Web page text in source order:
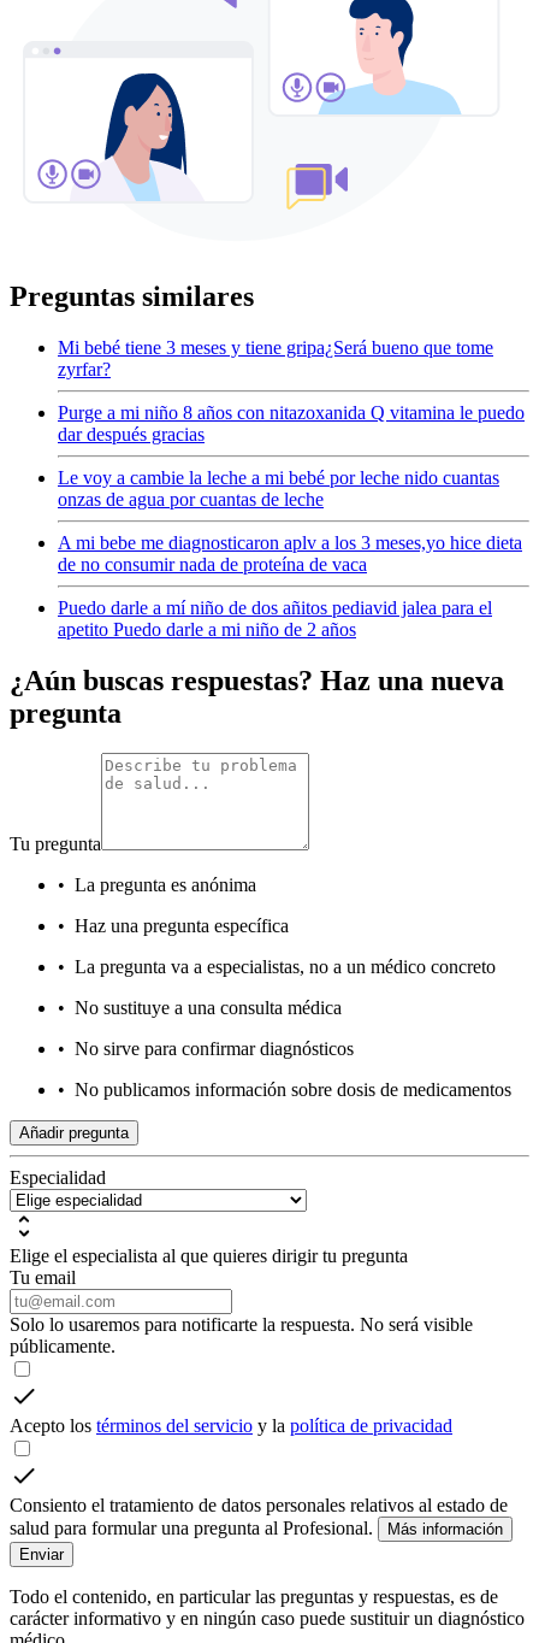
Preguntas similares
Mi bebé tiene 3 meses y tiene gripa¿Será bueno que tome
zyrfar?
Purge a mi niño 8 años con nitazoxanida Q vitamina le puedo
dar después gracias
Le voy a cambie la leche a mi bebé por leche nido cuantas
onzas de agua por cuantas de leche
A mi bebe me diagnosticaron aplv a los 3 meses,yo hice dieta
de no consumir nada de proteína de vaca
Puedo darle a mí niño de dos añitos pediavid jalea para el
apetito Puedo darle a mi niño de 2 años
¿Aún buscas respuestas? Haz una nueva
pregunta
Tu pregunta
• La pregunta es anónima
• Haz una pregunta específica
• La pregunta va a especialistas, no a un médico concreto
• No sustituye a una consulta médica
• No sirve para confirmar diagnósticos
• No publicamos información sobre dosis de medicamentos
Añadir pregunta
Especialidad
Elige el especialista al que quieres dirigir tu pregunta
Tu email
Solo lo usaremos para notificarte la respuesta. No será visible
públicamente.
Acepto los términos del servicio y la política de privacidad
Consiento el tratamiento de datos personales relativos al estado de
salud para formular una pregunta al Profesional.
Más información
Enviar
Todo el contenido, en particular las preguntas y respuestas, es de
carácter informativo y en ningún caso puede sustituir un diagnóstico